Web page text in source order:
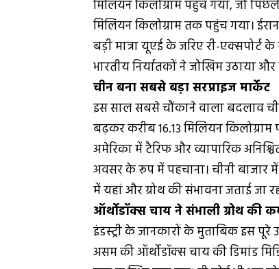
मिलियन किलोग्राम पहुंच गया, जो
मिलियन किलोग्राम तक पहुंच गया।
बड़ी मात्रा यूएई के जरिए री-एक्सपोर्ट
भारतीय निर्यातकों ने जोखिम उठाया
चीन बना सबसे बड़ा सरप्राइज मार्केट
इस साल सबसे चौंकाने वाला बदलाव
बढ़कर करीब 16.13 मिलियन
अमेरिका में टैरिफ और व्यापारिक
अवसर के रूप में पहचाना। चीनी
में यहां और ग्रोथ की संभावना जताई जा
ऑर्थोडॉक्स चाय ने संभाली ग्रोथ की
इंडस्ट्री के जानकारों के मुताबिक इस
असम की ऑर्थोडॉक्स चाय की डिमांड